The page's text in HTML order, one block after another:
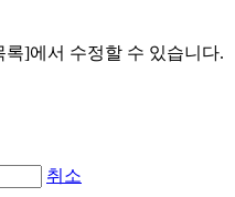
]에서 수정할 수 있습니다.
취소